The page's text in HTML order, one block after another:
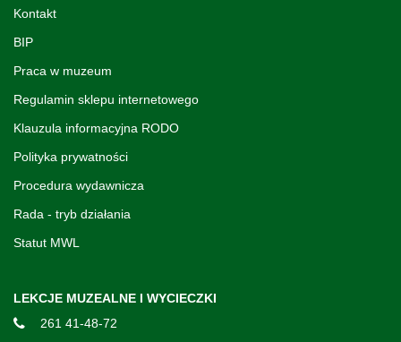
Kontakt
BIP
Praca w muzeum
Regulamin sklepu internetowego
Klauzula informacyjna RODO
Polityka prywatności
Procedura wydawnicza
Rada - tryb działania
Statut MWL
LEKCJE MUZEALNE I WYCIECZKI
261 41-48-72